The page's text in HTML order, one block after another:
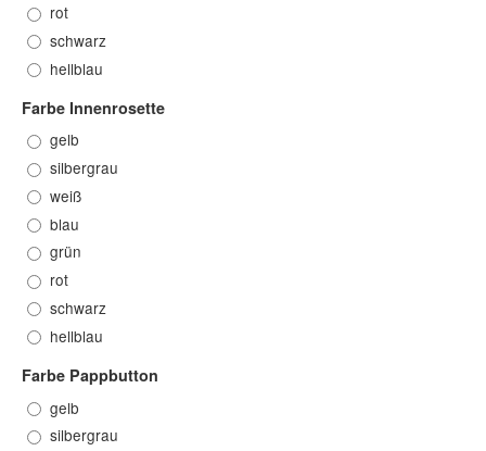
rot
schwarz
hellblau
Farbe Innenrosette
gelb
silbergrau
weiß
blau
grün
rot
schwarz
hellblau
Farbe Pappbutton
gelb
silbergrau